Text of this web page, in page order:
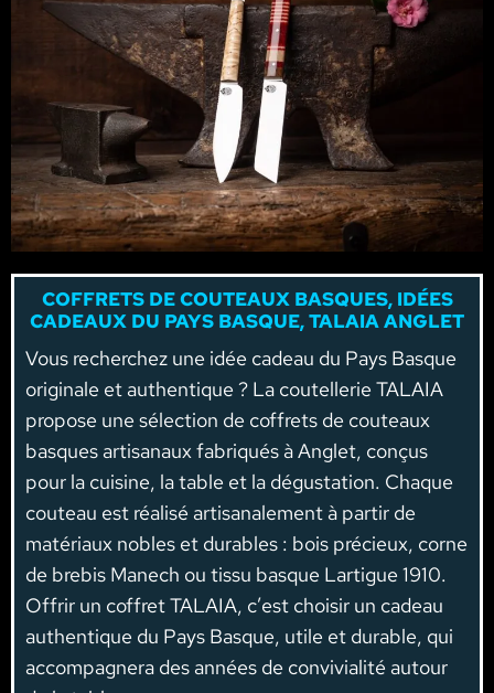
COFFRETS DE COUTEAUX BASQUES, IDÉES
CADEAUX DU PAYS BASQUE, TALAIA ANGLET
Vous recherchez une idée cadeau du Pays Basque
originale et authentique ? La coutellerie TALAIA
propose une sélection de coffrets de couteaux
basques artisanaux fabriqués à Anglet, conçus
pour la cuisine, la table et la dégustation. Chaque
couteau est réalisé artisanalement à partir de
matériaux nobles et durables : bois précieux, corne
de brebis Manech ou tissu basque Lartigue 1910.
Offrir un coffret TALAIA, c’est choisir un cadeau
authentique du Pays Basque, utile et durable, qui
accompagnera des années de convivialité autour